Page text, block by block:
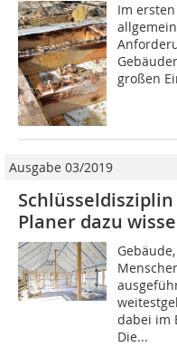
Im
großen
Ausgabe 03/2019
Planer dazu
dabei im
Die...